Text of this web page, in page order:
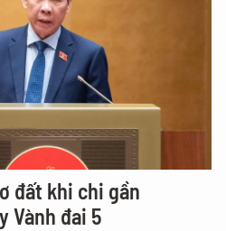
đất khi chi gần
Vành đai 5